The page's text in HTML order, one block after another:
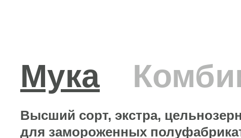
Мука
Высший сорт, экстра,
для замороженных